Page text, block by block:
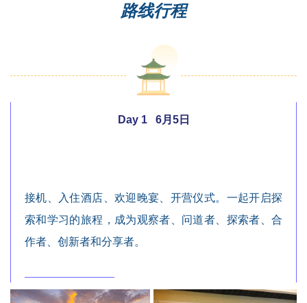
路线行程
Day 1 6月5日
接机、入住酒店、欢迎晚宴、开营仪式。一起开启探
索和学习的旅程，成为观察者、问道者、探索者、合
作者、创新者和分享者。